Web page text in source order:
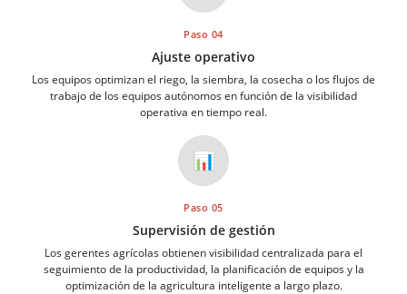
Paso 04
Ajuste operativo
Los equipos optimizan el riego, la siembra, la cosecha o los flujos de
trabajo de los equipos autónomos en función de la visibilidad
operativa en tiempo real.
📊
Paso 05
Supervisión de gestión
Los gerentes agrícolas obtienen visibilidad centralizada para el
seguimiento de la productividad, la planificación de equipos y la
optimización de la agricultura inteligente a largo plazo.